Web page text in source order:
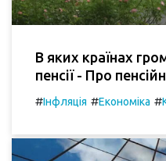
В яких країнах
пенсії - Про
#Інфляція #Економіка #